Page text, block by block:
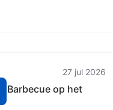
27 jul 2026
Barbecue op het